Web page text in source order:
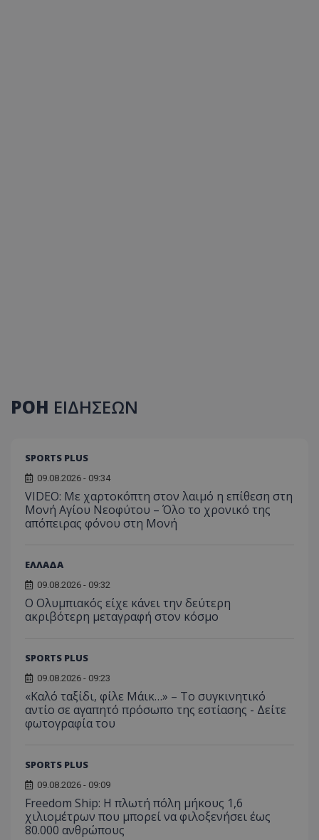
ΡΟΗ ΕΙΔΗΣΕΩΝ
SPORTS PLUS
09.08.2026 - 09:34
VIDEO: Με χαρτοκόπτη στον λαιμό η επίθεση στη
Μονή Αγίου Νεοφύτου – Όλο το χρονικό της
απόπειρας φόνου στη Μονή
ΕΛΛΑΔΑ
09.08.2026 - 09:32
Ο Ολυμπιακός είχε κάνει την δεύτερη
ακριβότερη μεταγραφή στον κόσμο
SPORTS PLUS
09.08.2026 - 09:23
«Καλό ταξίδι, φίλε Μάικ…» – Το συγκινητικό
αντίο σε αγαπητό πρόσωπο της εστίασης - Δείτε
φωτογραφία του
SPORTS PLUS
09.08.2026 - 09:09
Freedom Ship: Η πλωτή πόλη μήκους 1,6
χιλιομέτρων που μπορεί να φιλοξενήσει έως
80.000 ανθρώπους